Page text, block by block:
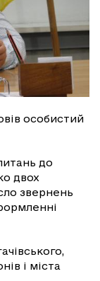
особистий
до
двох
звернень
і міста